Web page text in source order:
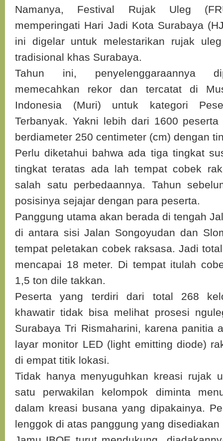
Namanya, Festival Rujak Uleg
memperingati Hari Jadi Kota Surabaya
ini digelar untuk melestarikan rujak
tradisional khas Surabaya.
Tahun ini, penyelenggaraannya
memecahkan rekor dan tercatat di
Indonesia (Muri) untuk kategori
Terbanyak. Yakni lebih dari 1600
berdiameter 250 centimeter (cm) dengan
Perlu diketahui bahwa ada tiga tingkat
tingkat teratas ada lah tempat cobek
salah satu perbedaannya. Tahun
posisinya sejajar dengan para peserta.
Panggung utama akan berada di tengah
di antara sisi Jalan Songoyudan dan
tempat peletakan cobek raksasa. Jadi
mencapai 18 meter. Di tempat itulah
1,5 ton dile takkan.
Peserta yang terdiri dari total 268
khawatir tidak bisa melihat prosesi
Surabaya Tri Rismaharini, karena panitia
layar monitor LED (light emitting diode)
di empat titik lokasi.
Tidak hanya menyuguhkan kreasi rujak
satu perwakilan kelompok diminta
dalam kreasi busana yang dipakainya.
lenggok di atas panggung yang disediakan